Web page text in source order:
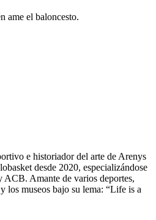
ame el baloncesto.
e historiador del arte de Arenys
desde 2020, especializándose
Amante de varios deportes,
los museos bajo su lema: “Life is a